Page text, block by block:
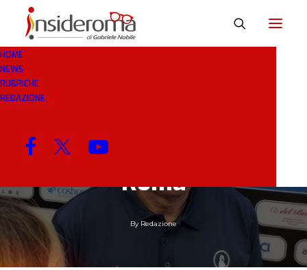
HOME
NEWS
RUBRICHE
REDAZIONE
28 MAG 2025
Conto alla rovescia
per Gasperini alla
Roma
By Redazione